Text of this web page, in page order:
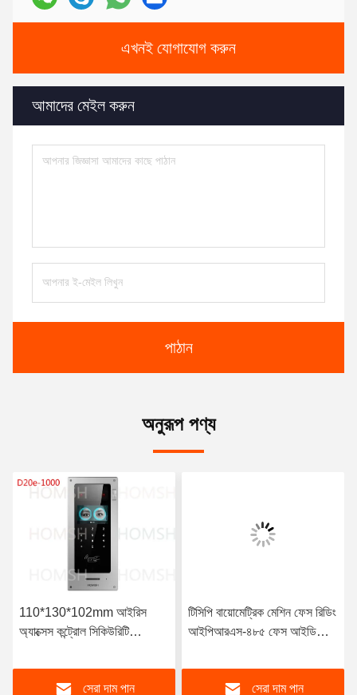
এখনই যোগাযোগ করুন
আমাদের মেইল করুন
পাঠান
অনুরূপ পণ্য
110*130*102mm আইরিস
অ্যাক্সেস কন্ট্রোল সিকিউরিটি
সেরা দাম পান
টিসিপি বায়োমেট্রিক মেশিন ফেস রিডিং
আইপিআরএস-৪৮৫ ফেস আইডি
সেরা দাম পান